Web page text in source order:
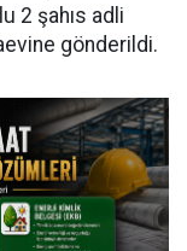
2 şahıs adli
gönderildi.